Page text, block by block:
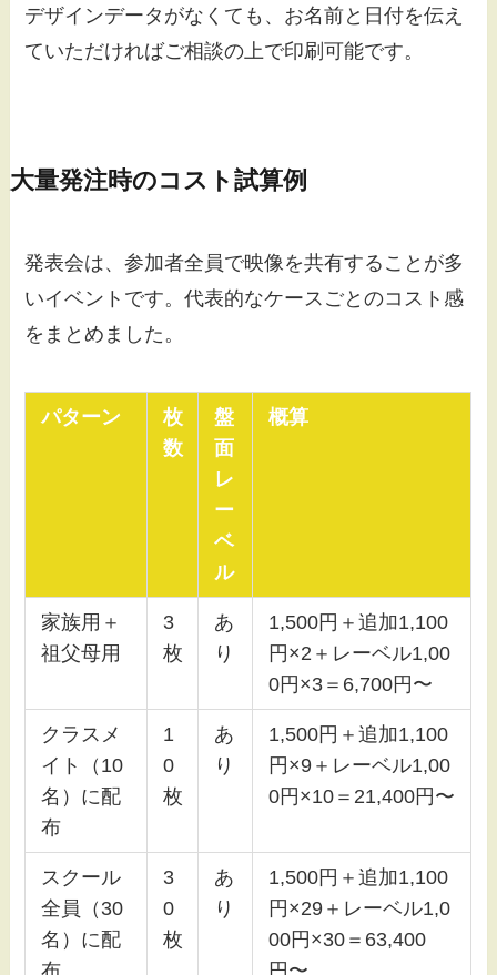
デザインデータがなくても、お名前と日付を伝え
ていただければご相談の上で印刷可能です。
大量発注時のコスト試算例
発表会は、参加者全員で映像を共有することが多
いイベントです。代表的なケースごとのコスト感
をまとめました。
パターン
枚
数
盤
面
レ
ー
ベ
ル
概算
家族用＋
祖父母用
3
枚
あ
り
1,500円＋追加1,100
円×2＋レーベル1,00
0円×3＝6,700円〜
クラスメ
イト（10
名）に配
布
1
0
枚
あ
り
1,500円＋追加1,100
円×9＋レーベル1,00
0円×10＝21,400円〜
スクール
全員（30
名）に配
布
3
0
枚
あ
り
1,500円＋追加1,100
円×29＋レーベル1,0
00円×30＝63,400
円〜